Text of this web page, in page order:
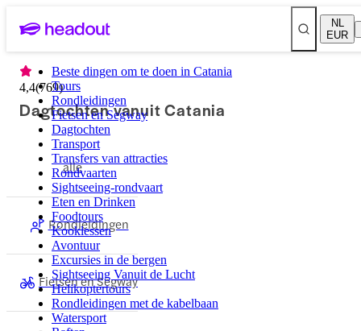
NL
EUR
Beste dingen om te doen in Catania
Tours
Rondleidingen
Fietsen en Segway
Dagtochten
Transport
Transfers van attracties
Rondvaarten
Sightseeing-rondvaart
Eten en Drinken
Foodtours
Kooklessen
Avontuur
Excursies in de bergen
Sightseeing Vanuit de Lucht
Helikoptertours
Rondleidingen met de kabelbaan
Watersport
4,4(769)
Dagtochten vanuit Catania
alle
Rondleidingen
Fietsen en Segway